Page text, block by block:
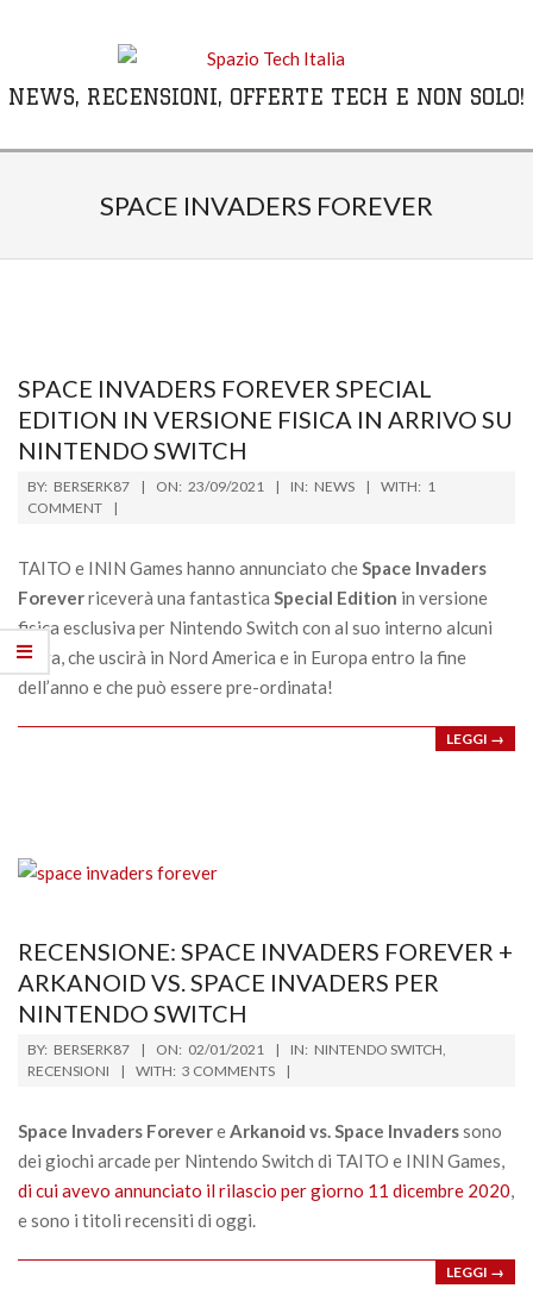
NEWS, RECENSIONI, OFFERTE TECH E NON SOLO!
SPACE INVADERS FOREVER
SPACE INVADERS FOREVER SPECIAL
EDITION IN VERSIONE FISICA IN ARRIVO SU
NINTENDO SWITCH
2021-
09-
BY: BERSERK87 ON: 23/09/2021 IN: NEWS WITH: 1
COMMENT
TAITO e ININ Games hanno annunciato cheSpace Invaders
Foreverriceverà una fantastica Special Edition in versione
fisica esclusiva per Nintendo Switch con al suo interno alcuni
extra, che uscirà in Nord America e in Europa entro la fine
dell’anno e che può essere pre-ordinata!
LEGGI →
RECENSIONE: SPACE INVADERS FOREVER +
ARKANOID VS. SPACE INVADERS PER
NINTENDO SWITCH
2021-
01-
BY: BERSERK87 ON: 02/01/2021 IN: NINTENDO SWITCH
RECENSIONI
WITH: 3 COMMENTS
Space Invaders ForevereArkanoid vs. Space Invaderssono
dei giochi arcade per Nintendo Switch di TAITO e ININ Games,
di cui avevo annunciato il rilascio per giorno 11 dicembre 2020,
e sono i titoli recensiti di oggi.
LEGGI →